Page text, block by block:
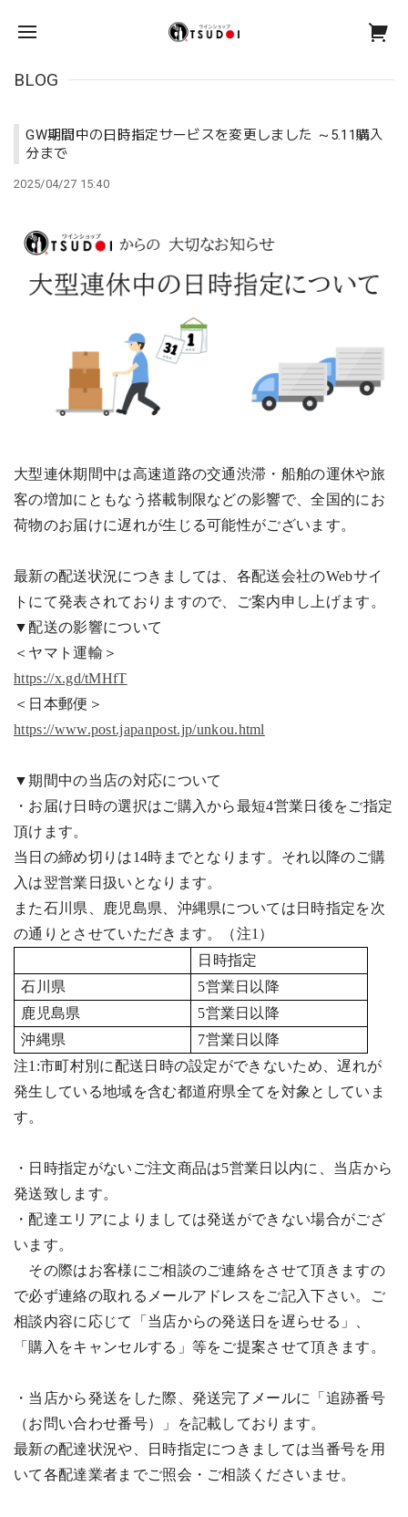
BLOG
GW期間中の日時指定サービスを変更しました ～5.11購入
分まで
2025/04/27 15:40
大型連休期間中は高速道路の交通渋滞・船舶の運休や旅
客の増加にともなう搭載制限などの影響で、全国的にお
荷物のお届けに遅れが生じる可能性がございます。
最新の配送状況につきましては、各配送会社のWebサイ
トにて発表されておりますので、ご案内申し上げます。
▼配送の影響について
＜ヤマト運輸＞
https://x.gd/tMHfT
＜日本郵便＞
https://www.post.japanpost.jp/unkou.html
▼期間中の当店の対応について
・お届け日時の選択はご購入から最短4営業日後をご指定
頂けます。
当日の締め切りは14時までとなります。それ以降のご購
入は翌営業日扱いとなります。
また石川県、鹿児島県、沖縄県については日時指定を次
の通りとさせていただきます。（注1 ）
日時指定
石川県
5営業日以降
鹿児島県
5営業日以降
沖縄県
7営業日以降
注1:市町村別に配送日時の設定ができないため、遅れが
発生している地域を含む都道府県全てを対象としていま
す。
・日時指定がないご注文商品は5営業日以内に、当店から
発送致します。
・配達エリアによりましては発送ができない場合がござ
います。
その際はお客様にご相談のご連絡をさせて頂きますの
で必ず連絡の取れるメールアドレスをご記入下さい。ご
相談内容に応じて「当店からの発送日を遅らせる」、
「購入をキャンセルする」等をご提案させて頂きます。
・当店から発送をした際、発送完了メールに「追跡番号
（お問い合わせ番号）」を記載しております。
最新の配達状況や、日時指定につきましては当番号を用
いて各配達業者までご照会・ご相談くださいませ。